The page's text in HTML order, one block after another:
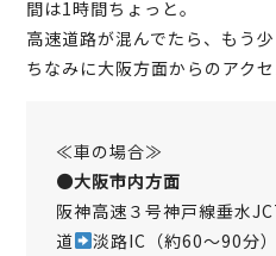
間は1時間ちょっと。
高速道路が混んでたら、もう少
ちなみに大阪方面からのアク
≪車の場合≫
●大阪市内方面
阪神高速３号神戸線垂水
道
淡路IC（約60～90分）